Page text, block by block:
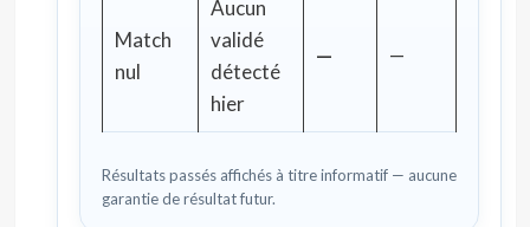
Match
nul
Aucun
validé
détecté
hier
— —
Résultats passés affichés à titre informatif — aucune
garantie de résultat futur.